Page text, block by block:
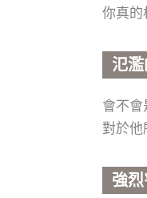
你真
氾
會不
對於他
強